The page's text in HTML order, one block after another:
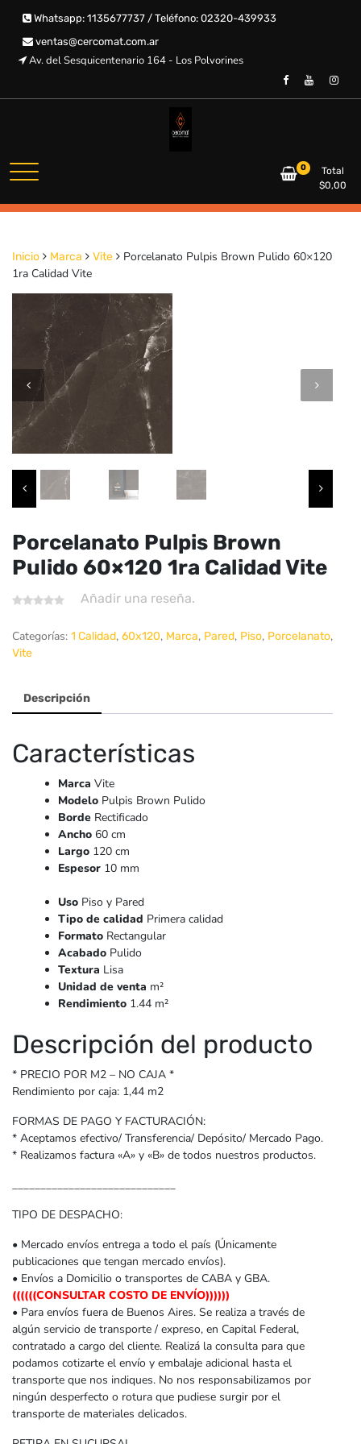
contenido
Whatsapp: 1135677737 / Teléfono: 02320-439933
ventas@cercomat.com.ar
Av. del Sesquicentenario 164 - Los Polvorines
CERCOMAT 0
Total
$0,00
Inicio Marca Vite
Porcelanato Pulpis Brown Pulido 60×120
1ra Calidad Vite
Porcelanato Pulpis Brown
Pulido 60×120 1ra Calidad Vite
Añadir una reseña.
Categorías: 1 Calidad, 60x120, Marca, Pared, Piso, Porcelanato,
Vite
Descripción
Características
Marca Vite
Modelo Pulpis Brown Pulido
Borde Rectificado
Ancho 60 cm
Largo 120 cm
Espesor 10 mm
Uso Piso y Pared
Tipo de calidad Primera calidad
Formato Rectangular
Acabado Pulido
Textura Lisa
Unidad de venta m²
Rendimiento 1.44 m²
Descripción del producto
* PRECIO POR M2 – NO CAJA *
Rendimiento por caja: 1,44 m2
FORMAS DE PAGO Y FACTURACIÓN:
* Aceptamos efectivo/ Transferencia/ Depósito/ Mercado Pago.
* Realizamos factura «A» y «B» de todos nuestros productos.
_____________________________
TIPO DE DESPACHO:
• Mercado envíos entrega a todo el país (Únicamente
publicaciones que tengan mercado envíos).
• Envíos a Domicilio o transportes de CABA y GBA.
((((((CONSULTAR COSTO DE ENVÍO))))))
• Para envíos fuera de Buenos Aires. Se realiza a través de
algún servicio de transporte / expreso, en Capital Federal,
contratado a cargo del cliente. Realizá la consulta para que
podamos cotizarte el envío y embalaje adicional hasta el
transporte que nos indiques. No nos responsabilizamos por
ningún desperfecto o rotura que pudiese surgir por el
transporte de materiales delicados.